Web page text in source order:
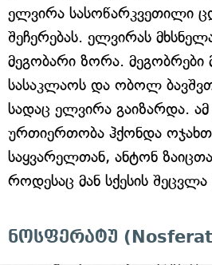
ელვირა სასოწარკვეთილი
შეჩერებას. ელვირას
მეგობარი ზორა. მეგობრები
სასაკლაოს და ობოლ
სადაც ელვირა გაიზარდა.
ურთიერთობა ჰქონდა
საყვარელთან, ანტონ
როდესაც მან სქესის შეცვლა
ნოსფერატუ